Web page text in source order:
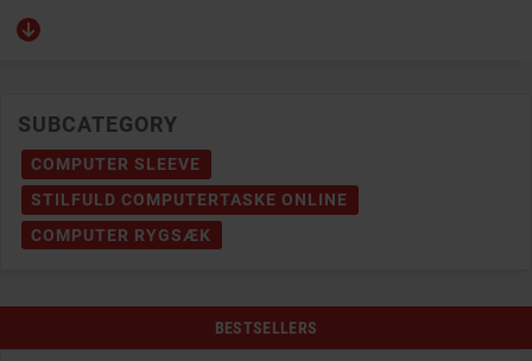
SUBCATEGORY
COMPUTER SLEEVE
STILFULD COMPUTERTASKE ONLINE
COMPUTER RYGSÆK
BESTSELLERS